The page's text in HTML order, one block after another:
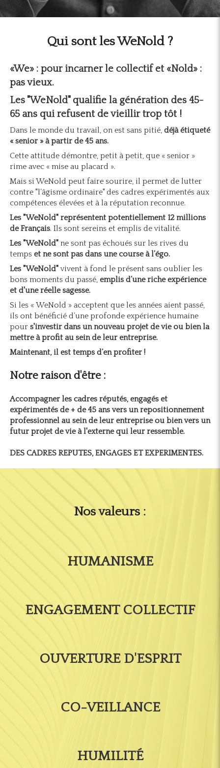
Qui sont les WeNold ?
«We» : pour incarner le collectif et «Nold» :
pas vieux.
Les "WeNold" qualifie la génération des 45-
65 ans qui refusent de vieillir trop tôt !
Dans le monde du travail, on est sans pitié, déjà étiqueté
« senior » à partir de 45 ans.
Cette attitude démontre, petit à petit, que « senior »
rime avec « mise au placard ».
Mais si WeNold peut faire sourire, il permet de lutter
contre "l’âgisme ordinaire" des cadres expérimentés aux
compétences élevées et à la réputation reconnue.
Les "WeNold" représentent potentiellement 12 millions
de Français. Ils sont sereins et emplis de vitalité.
Les "WeNold" ne sont pas échoués sur les rives du
temps et ne sont pas dans une course à l’égo.
Les "WeNold" vivent à fond le présent sans oublier les
bons moments du passé, emplis d’une riche expérience
et d'une réelle sagesse.
Si les « WeNold » acceptent que les années aient passé,
ils ont bénéficié d’une profonde expérience humaine
pour s'investir dans un nouveau projet de vie ou bien la
mettre à profit au sein de leur entreprise.
Maintenant, il est temps d’en profiter !
Notre raison d'être :
Accompagner les cadres réputés, engagés et
expérimentés de + de 45 ans vers un repositionnement
professionnel au sein de leur entreprise ou bien vers un
futur projet de vie à l'externe qui leur ressemble.
DES CADRES REPUTES, ENGAGES ET EXPERIMENTES.
Nos valeurs :
HUMANISME
ENGAGEMENT COLLECTIF
OUVERTURE D'ESPRIT
CO-VEILLANCE
HUMILITÉ